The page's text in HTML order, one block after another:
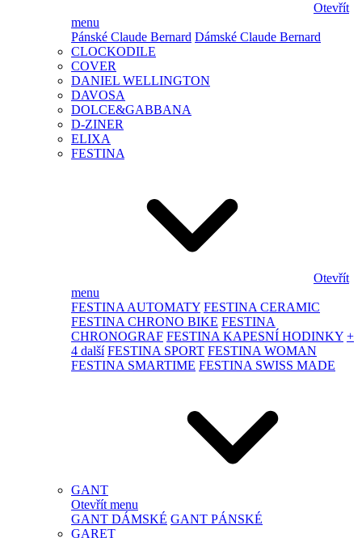
Otevřít
menu
Pánské Claude Bernard Dámské Claude Bernard
CLOCKODILE
COVER
DANIEL WELLINGTON
DAVOSA
DOLCE&GABBANA
D-ZINER
ELIXA
FESTINA
Otevřít
menu
FESTINA AUTOMATY FESTINA CERAMIC
FESTINA CHRONO BIKE FESTINA
CHRONOGRAF FESTINA KAPESNÍ HODINKY +
4 další FESTINA SPORT FESTINA WOMAN
FESTINA SMARTIME FESTINA SWISS MADE
GANT
Otevřít menu
GANT DÁMSKÉ GANT PÁNSKÉ
GARET